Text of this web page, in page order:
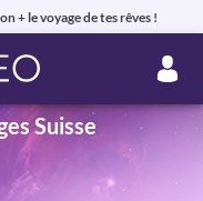
+ le voyage de tes rêves !
Suisse